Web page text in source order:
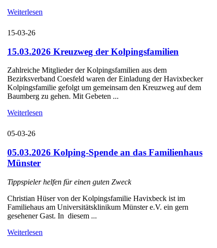
Weiterlesen
15-03-26
15.03.2026 Kreuzweg der Kolpingsfamilien
Zahlreiche Mitglieder der Kolpingsfamilien aus dem
Bezirksverband Coesfeld waren der Einladung der Havixbecker
Kolpingsfamilie gefolgt um gemeinsam den Kreuzweg auf dem
Baumberg zu gehen. Mit Gebeten ...
Weiterlesen
05-03-26
05.03.2026 Kolping-Spende an das Familienhaus
Münster
Tippspieler helfen für einen guten Zweck
Christian Hüser von der Kolpingsfamilie Havixbeck ist im
Familiehaus am Universitätsklinikum Münster e.V. ein gern
gesehener Gast. In diesem ...
Weiterlesen